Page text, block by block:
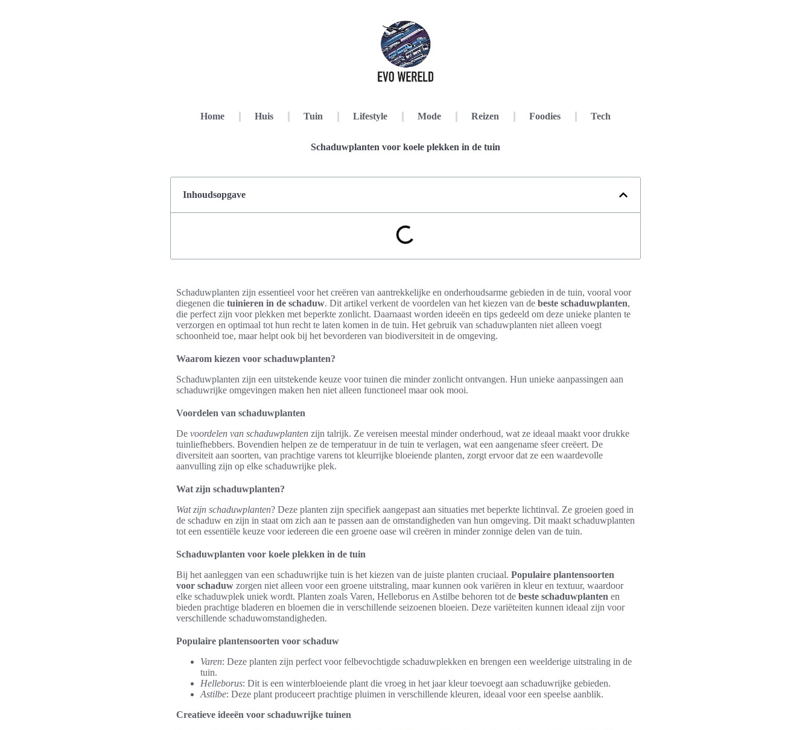
Home Huis Tuin Lifestyle Mode Reizen Foodies Tech
Schaduwplanten voor koele plekken in de tuin
Inhoudsopgave
Schaduwplanten zijn essentieel voor het creëren van aantrekkelijke en onderhoudsarme gebieden in de tuin, vooral voor
diegenen die tuinieren in de schaduw. Dit artikel verkent de voordelen van het kiezen van de beste schaduwplanten,
die perfect zijn voor plekken met beperkte zonlicht. Daarnaast worden ideeën en tips gedeeld om deze unieke planten te
verzorgen en optimaal tot hun recht te laten komen in de tuin. Het gebruik van schaduwplanten niet alleen voegt
schoonheid toe, maar helpt ook bij het bevorderen van biodiversiteit in de omgeving.
Waarom kiezen voor schaduwplanten?
Schaduwplanten zijn een uitstekende keuze voor tuinen die minder zonlicht ontvangen. Hun unieke aanpassingen aan
schaduwrijke omgevingen maken hen niet alleen functioneel maar ook mooi.
Voordelen van schaduwplanten
De voordelen van schaduwplanten zijn talrijk. Ze vereisen meestal minder onderhoud, wat ze ideaal maakt voor drukke
tuinliefhebbers. Bovendien helpen ze de temperatuur in de tuin te verlagen, wat een aangename sfeer creëert. De
diversiteit aan soorten, van prachtige varens tot kleurrijke bloeiende planten, zorgt ervoor dat ze een waardevolle
aanvulling zijn op elke schaduwrijke plek.
Wat zijn schaduwplanten?
Wat zijn schaduwplanten? Deze planten zijn specifiek aangepast aan situaties met beperkte lichtinval. Ze groeien goed in
de schaduw en zijn in staat om zich aan te passen aan de omstandigheden van hun omgeving. Dit maakt schaduwplanten
tot een essentiële keuze voor iedereen die een groene oase wil creëren in minder zonnige delen van de tuin.
Schaduwplanten voor koele plekken in de tuin
Bij het aanleggen van een schaduwrijke tuin is het kiezen van de juiste planten cruciaal. Populaire plantensoorten
voor schaduw zorgen niet alleen voor een groene uitstraling, maar kunnen ook variëren in kleur en textuur, waardoor
elke schaduwplek uniek wordt. Planten zoals Varen, Helleborus en Astilbe behoren tot de beste schaduwplanten en
bieden prachtige bladeren en bloemen die in verschillende seizoenen bloeien. Deze variëteiten kunnen ideaal zijn voor
verschillende schaduwomstandigheden.
Populaire plantensoorten voor schaduw
Varen: Deze planten zijn perfect voor felbevochtigde schaduwplekken en brengen een weelderige uitstraling in de
tuin.
Helleborus: Dit is een winterbloeiende plant die vroeg in het jaar kleur toevoegt aan schaduwrijke gebieden.
Astilbe: Deze plant produceert prachtige pluimen in verschillende kleuren, ideaal voor een speelse aanblik.
Creatieve ideeën voor schaduwrijke tuinen